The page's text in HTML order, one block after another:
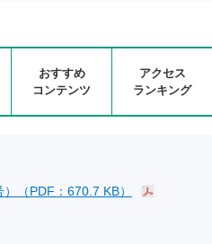
おすすめ
コンテンツ
アクセス
ランキング
（PDF：670.7 KB）